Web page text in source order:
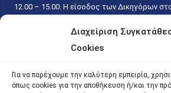
Διαχείριση
Cookies
Για να παρέχουμε την καλύτερη εμπειρία,
όπως cookies για την αποθήκευση ή/και την
12.00 – 15.00. Η είσοδος των Δικηγόρων
κάθε εργάσιμη ημέρα και ώρα χωρίς
περιορισμό. Η είσοδος του κοινού ειδικά
15.00. Η εξυπηρέτηση του κοινού